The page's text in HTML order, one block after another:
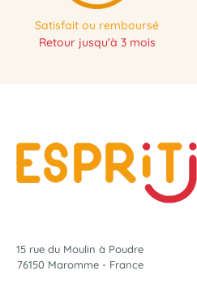
PRÉCOMMANDE
Satisfait ou remboursé
Retour jusqu'à 3 mois
15 rue du Moulin à Poudre
76150 Maromme - France